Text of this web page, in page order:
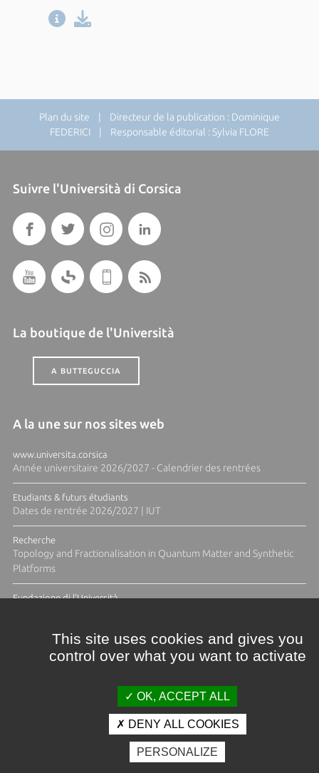
Plan du site | Directeur de la publication : Dominique
FEDERICI | Responsable éditorial : Sylvia FLORE
Suivre l'Università di Corsica
La boutique de l'Università
A BUTTEGUCCIA
A la une sur nos sites web
www.universita.corsica
Année universitaire 2026/2027 - Calendrier des rentrées
Etudiants & futurs étudiants
Dates de rentrée 2026/2027 | IUT
Recherche
Topology and Fractionalisation in Quantum Matter and Synthetic
Platforms
Fundazione di l'Università
Crédits et mentions légales
Espace presse
Photothèque
This site uses cookies and gives you
control over what you want to activate
OK, ACCEPT ALL
DENY ALL COOKIES
PERSONALIZE